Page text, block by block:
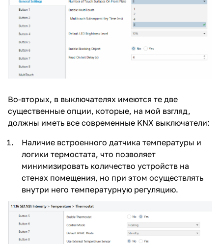
Во-вторых, в выключателях имеются те две
существенные опции, которые, на мой взгляд,
должны иметь все современные KNX выключатели:
Наличие встроенного датчика температуры и
логики термостата, что позволяет
минимизировать количество устройств на
стенах помещения, но при этом осуществлять
внутри него температурную регуляцию.